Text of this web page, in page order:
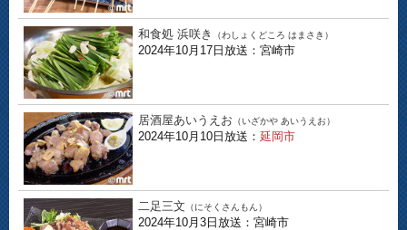
和食処 浜咲き （わしょくどころ はまさき）
2024年10月17日放送：宮崎市
居酒屋あいうえお （いざかや あいうえお）
2024年10月10日放送： 延岡市
二足三文 （にそくさんもん）
2024年10月3日放送：宮崎市